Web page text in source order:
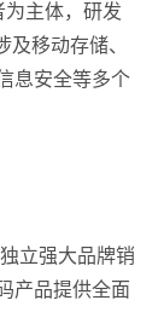
为主体，研发
移动存储、
息安全等多个
立强大品牌销
产品提供全面